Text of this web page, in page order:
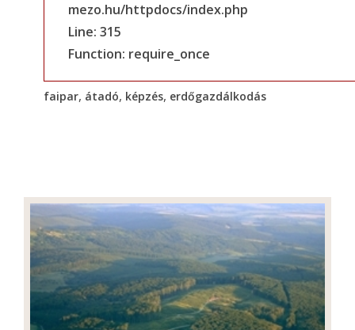
mezo.hu/httpdocs/index.php
Line: 315
Function: require_once
faipar, átadó, képzés, erdőgazdálkodás